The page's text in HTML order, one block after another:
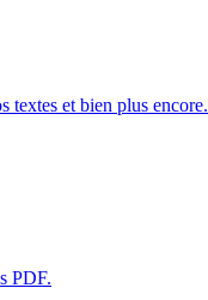
textes et bien plus encore.
PDF.